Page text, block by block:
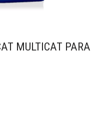
MULTICAT PARA